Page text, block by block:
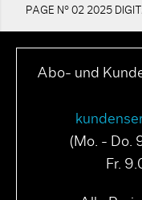
PAGE N° 02 2025
Abo- und
(Mo. - Do.
Fr.